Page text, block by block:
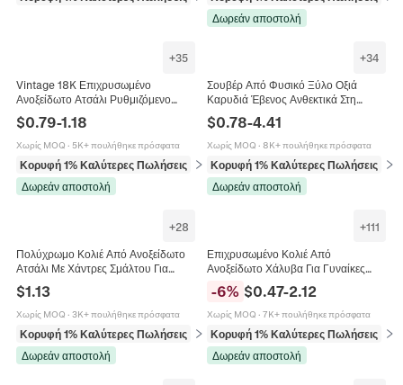
Δωρεάν αποστολή
+35
Vintage 18K Επιχρυσωμένο
Ανοξείδωτο Ατσάλι Ρυθμιζόμενο
Δαχτυλίδι Γεωμετρικό Ανοιχτό
Κόσμημα Μόδας Για Γυναίκες
$0.79-1.18
Χωρίς MOQ · 5K+ πουλήθηκε πρόσφατα
Κορυφή 1% Καλύτερες Πωλήσεις
σε Δαχτυλίδια
Δωρεάν αποστολή
+34
Σουβέρ Από Φυσικό Ξύλο Οξιά
Καρυδιά Έβενος Ανθεκτικά Στη
Θερμότητα Στρογγυλά Τετράγωνα Με
Αυλάκι
$0.78-4.41
Χωρίς MOQ · 8K+ πουλήθηκε πρόσφατα
Κορυφή 1% Καλύτερες Πωλήσεις
σε
Δωρεάν αποστολή
+28
Πολύχρωμο Κολιέ Από Ανοξείδωτο
Ατσάλι Με Χάντρες Σμάλτου Για
Μινιμαλιστικό Κόσμημα Με
Κούμπωμα
$1.13
Χωρίς MOQ · 3K+ πουλήθηκε πρόσφατα
Κορυφή 1% Καλύτερες Πωλήσεις
σε Κολιέ
Δωρεάν αποστολή
+111
Επιχρυσωμένο Κολιέ Από
Ανοξείδωτο Χάλυβα Για Γυναίκες
Μενταγιόν Κοσμήματα
-6% $0.47-2.12
Χωρίς MOQ · 7K+ πουλήθηκε πρόσφατα
Κορυφή 1% Καλύτερες Πωλήσεις
σε
Δωρεάν αποστολή